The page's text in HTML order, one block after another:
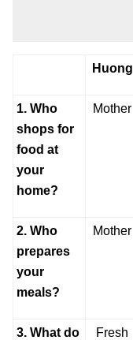
Huong
1. Who
shops for
food at
your
home?
Mother
2. Who
prepares
your
meals?
Mother
3. What do
Fresh